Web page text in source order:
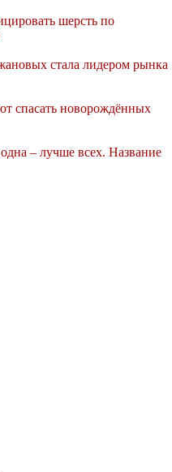
шерсть по
стала лидером рынка
спасать новорождённых
– лучше всех. Название